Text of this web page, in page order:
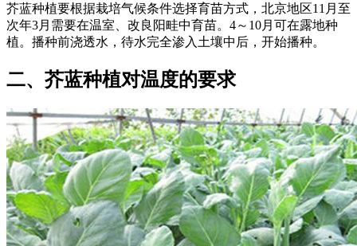
芥蓝种植要根据栽培气候条件选择育苗方式，北京地区11月至
次年3月需要在温室、改良阳畦中育苗。4～10月可在露地种
植。播种前浇透水，待水完全渗入土壤中后，开始播种。
二、芥蓝种植对温度的要求